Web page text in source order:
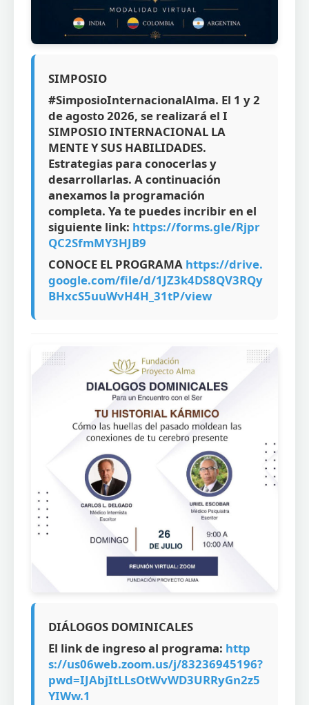
SIMPOSIO
#SimposioInternacionalAlma. El 1 y 2
de agosto 2026, se realizará el I
SIMPOSIO INTERNACIONAL LA
MENTE Y SUS HABILIDADES.
Estrategias para conocerlas y
desarrollarlas. A continuación
anexamos la programación
completa. Ya te puedes incribir en el
siguiente link: https://forms.gle/Rjpr
QC2SfmMY3HJB9
CONOCE EL PROGRAMA https://drive.
google.com/file/d/1JZ3k4DS8QV3RQy
BHxcS5uuWvH4H_31tP/view
DIÁLOGOS DOMINICALES
El link de ingreso al programa: http
s://us06web.zoom.us/j/83236945196?
pwd=IJAbjItLLsOtWvWD3URRyGn2z5
YIWw.1